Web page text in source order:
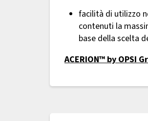
facilità di utilizzo
contenuti la
base della scelta
ACERION™ by OPSI